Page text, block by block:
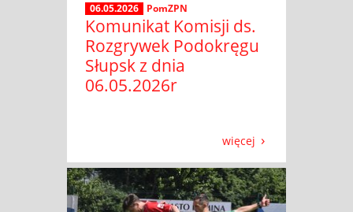
06.05.2026 PomZPN
Komunikat Komisji ds.
Rozgrywek Podokręgu
Słupsk z dnia
06.05.2026r
więcej